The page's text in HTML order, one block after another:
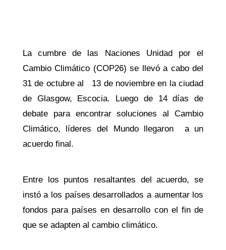
La cumbre de las Naciones Unidad por el
Cambio Climático (COP26) se llevó a cabo del
31 de octubre al 13 de noviembre en la ciudad
de Glasgow, Escocia. Luego de 14 días de
debate para encontrar soluciones al Cambio
Climático, líderes del Mundo llegaron a un
acuerdo final.
Entre los puntos resaltantes del acuerdo, se
instó a los países desarrollados a aumentar los
fondos para países en desarrollo con el fin de
que se adapten al cambio climático.